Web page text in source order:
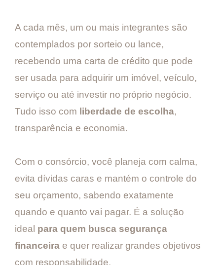
A cada mês, um ou mais integrantes são
contemplados por sorteio ou lance,
recebendo uma carta de crédito que pode
ser usada para adquirir um imóvel, veículo,
serviço ou até investir no próprio negócio.
Tudo isso com liberdade de escolha,
transparência e economia.
Com o consórcio, você planeja com calma,
evita dívidas caras e mantém o controle do
seu orçamento, sabendo exatamente
quando e quanto vai pagar. É a solução
ideal para quem busca segurança
financeira e quer realizar grandes objetivos
com responsabilidade.